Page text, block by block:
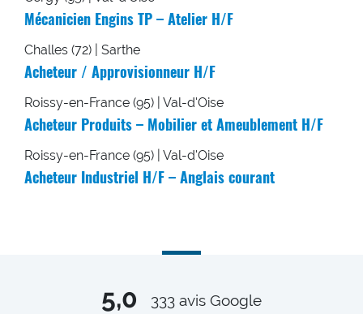
Mécanicien Engins TP – Atelier H/F
Challes (72) | Sarthe
Acheteur / Approvisionneur H/F
Roissy-en-France (95) | Val-d'Oise
Acheteur Produits – Mobilier et Ameublement H/F
Roissy-en-France (95) | Val-d'Oise
Acheteur Industriel H/F – Anglais courant
5,0 333 avis Google